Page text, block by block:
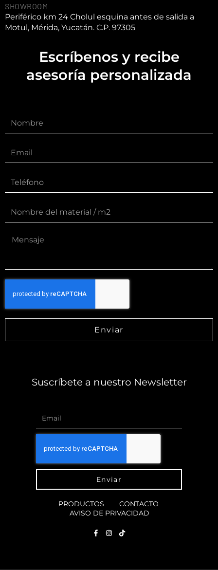
SHOWROOM
Periférico km 24 Cholul esquina antes de salida a
Motul, Mérida, Yucatán. C.P. 97305
Escríbenos y recibe
asesoría personalizada
Enviar
Suscríbete a nuestro Newsletter
Enviar
PRODUCTOS
CONTACTO
AVISO DE PRIVACIDAD